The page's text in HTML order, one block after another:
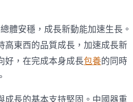
質
進
級
為
世
來
體安穩，成長新動能加速生長。
東西的品質成長，加速成長新
好，在完成本身成長包養的同時